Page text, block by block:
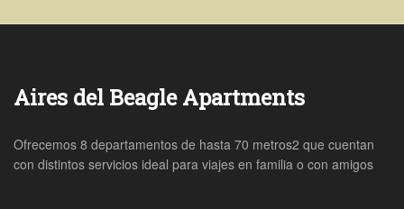
Aires del Beagle Apartments
Ofrecemos 8 departamentos de hasta 70 metros2 que cuentan
con distintos servicios ideal para viajes en familia o con amigos